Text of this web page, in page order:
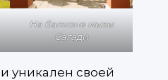
На балконе мызы
Сагади
уникален своей